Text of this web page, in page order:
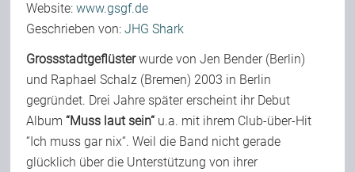
Alles andere
Backstage
Kontakt
Website:www.gsgf.de
Geschrieben von:JHG Shark
Grossstadtgeflüsterwurde von Jen Bender (Berlin)
und Raphael Schalz (Bremen) 2003 in Berlin
gegründet. Drei Jahre später erscheint ihr Debut
Album“Muss laut sein“ u.a. mit ihrem Club-über-Hit
“Ich muss gar nix“.Weil die Band nicht gerade
glücklich über die Unterstützung von ihrer